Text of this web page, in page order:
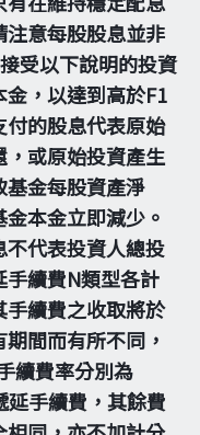
意每股股息並非
受以下說明的投資
，以達到高於F1
的股息代表原始
或原始投資產生
金每股資產淨
本金立即減少。
代表投資人總投
續費N類型各計
續費之收取將於
間而有所不同，
續費率分別為
手續費，其餘費